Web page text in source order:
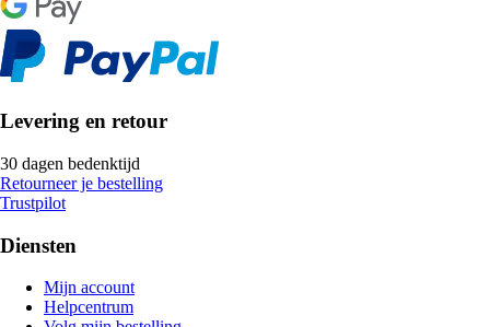
Levering en retour
30 dagen bedenktijd
Retourneer je bestelling
Trustpilot
Diensten
Mijn account
Helpcentrum